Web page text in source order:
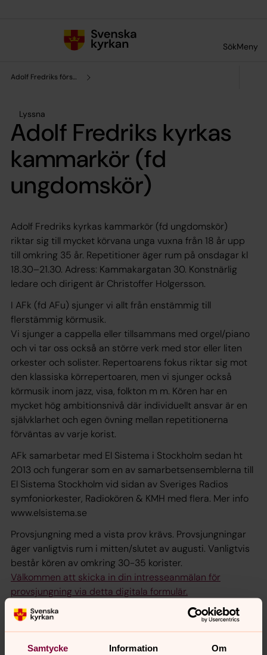
Samtycke Information Om
SökMeny
Adolf Fredriks församling
Lyssna
Adolf Fredriks kyrkas
kammarkör (fd
ungdomskör)
Adolf Fredriks kyrkas kammarkör (fd ungdomskör)
riktar sig till mycket körvana unga vuxna från 18 år upp
till omkring 35 år. Repetitioner äger rum på onsdagar kl
18.30–21.30. Adress: Kammakargatan 30. Konstnärlig
ledare och dirigent är Christoffer Holgersson.
I AFk (fd AFu) sjunger vi allt från enstämmig till
flerstämmig körmusik.
Vi sjunger a cappella eller tillsammans med orgel/piano
och vi tar oss också an större verk med stor eller liten
orkester och solister. Repertoarens fokus riktar sig mot
den klassiska körrepertoaren, men vi sjunger också
körmusik inom jazz, visa, folkton m m. Kören har en
mycket hög ambitionsnivå där individuellt ansvar är en
självklarhet och egen övning mellan repetitionerna
förväntas av varje korist.
AFk samarbetar med El Sistema i Stockholm sedan ht
2013 och fungerar som en av samarbetsensemblerna till
El Sistema Stockholm vid sidan av Sveriges Radios
symfoniorkester, Radiokören & KMH med flera. Mer info
www.elsistema.se
Provsjungning med a vista prov krävs. Provsjungningar
äger vanligtvis rum i mitten/slutet av augusti. Vanligtvis
består kören av omkring 30-35 korister.
Välkommen att skicka in din intresseanmälan för
provsjungning via detta digitala formulär.
Mer information via
www.afkyrkaskammarkor.se